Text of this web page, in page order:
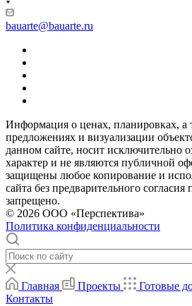
bauarte@bauarte.ru
Информация о ценах, планировках, а
предложениях и визуализации
данном сайте, носит исключительно
характер и не являются публичной
защищены любое копирование и
сайта без предварительного согласия
запрещено.
© 2026 ООО «Перспектива»
Политика конфиденциальности
Главная Проекты Готовые
Контакты